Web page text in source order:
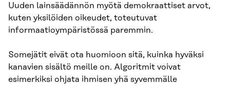
Uuden lainsäädännön myötä demokraattiset arvot,
kuten yksilöiden oikeudet, toteutuvat
informaatioympäristössä paremmin.
Somejätit eivät ota huomioon sitä, kuinka hyväksi
kanavien sisältö meille on. Algoritmit voivat
esimerkiksi ohjata ihmisen yhä syvemmälle